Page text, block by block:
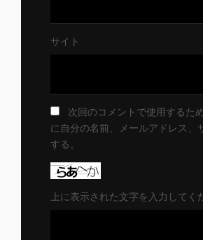
サイト
次回のコメントで使用するた
に自分の名前、メールアドレス、
する。
上に表示された文字を入力してく